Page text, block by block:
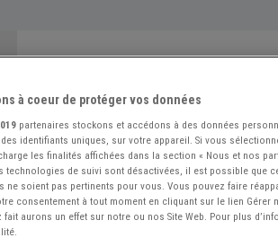
à coeur de protéger vos données
partenaires stockons et accédons à des données
identifiants uniques, sur votre appareil. Si vous
les finalités affichées dans la section « Nous et nos
technologies de suivi sont désactivées, il est possible que
ne soient pas pertinents pour vous. Vous pouvez faire
consentement à tout moment en cliquant sur le lien Gérer
fait aurons un effet sur notre ou nos Site Web. Pour plus